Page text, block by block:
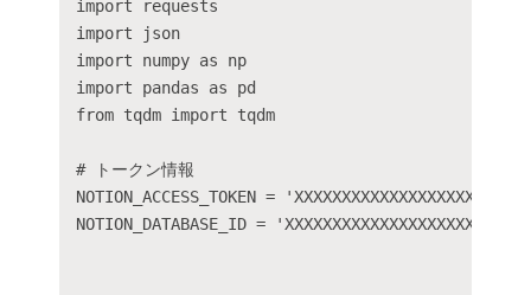
import requests
import json
import numpy as np
import pandas as pd
from tqdm import tqdm
# トークン情報
NOTION_ACCESS_TOKEN =
NOTION_DATABASE_ID = 'XXXXXXXXXXXXXXXXXXXX'